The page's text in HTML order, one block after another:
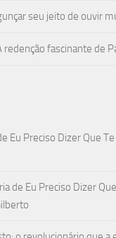
seu jeito de ouvir
redenção fascinante de
Eu Preciso Dizer Que
de Eu Preciso Dizer